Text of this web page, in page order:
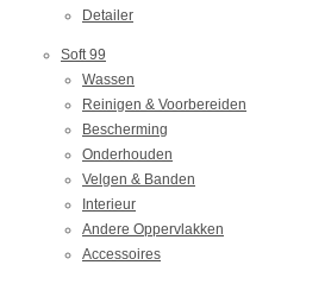
Detailer
Soft 99
Wassen
Reinigen & Voorbereiden
Bescherming
Onderhouden
Velgen & Banden
Interieur
Andere Oppervlakken
Accessoires